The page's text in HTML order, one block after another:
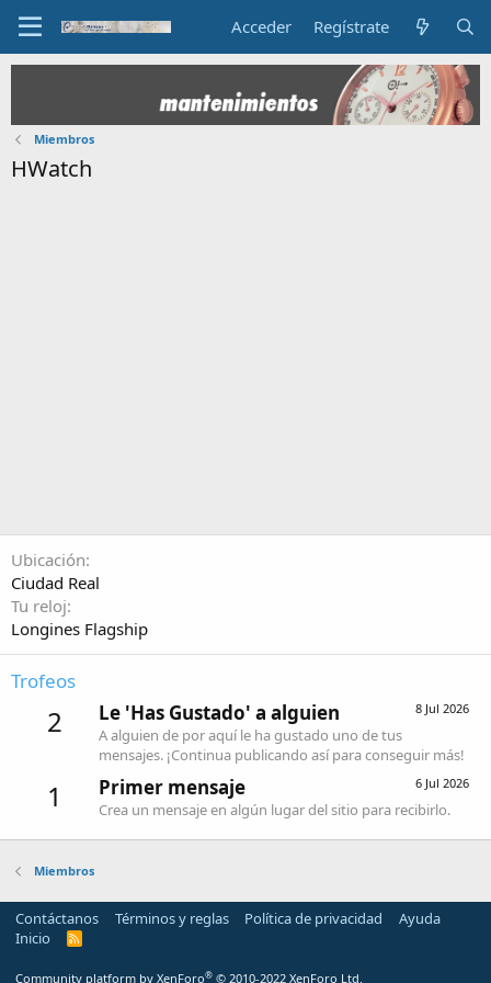
Acceder Regístrate
Miembros
HWatch
Ubicación
Ciudad Real
Tu reloj
Longines Flagship
Trofeos
2 8 Jul 2026
Le 'Has Gustado' a alguien
A alguien de por aquí le ha gustado uno de tus
mensajes. ¡Continua publicando así para conseguir más!
1 6 Jul 2026
Primer mensaje
Crea un mensaje en algún lugar del sitio para recibirlo.
Miembros
Contáctanos Términos y reglas Política de privacidad
Ayuda
Inicio
R
Community platform by XenForo® © 2010-2022 XenForo Ltd.